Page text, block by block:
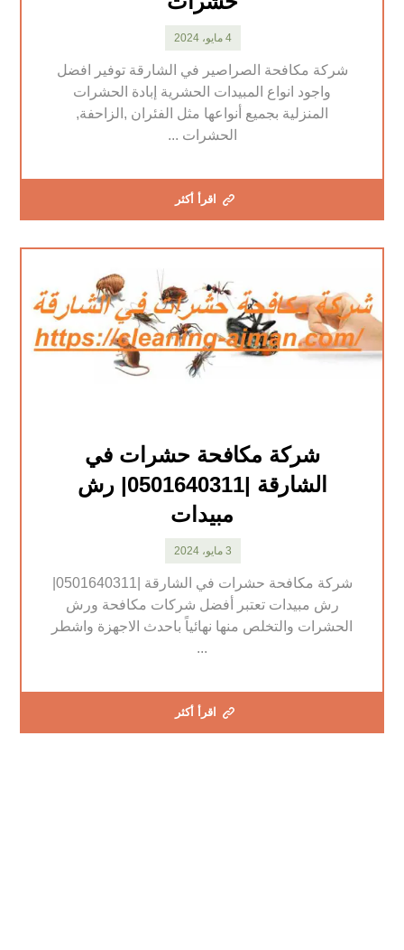
4 مايو، 2024
شركة مكافحة الصراصير في الشارقة توفير افضل
واجود انواع المبيدات الحشرية إبادة الحشرات
المنزلية بجميع أنواعها مثل الفئران ,الزاحفة,
الحشرات ...
اقرأ أكثر
شركة مكافحة حشرات في
الشارقة |0501640311| رش
مبيدات
3 مايو، 2024
رش مبيدات تعتبر أفضل شركات مكافحة ورش
الحشرات والتخلص منها نهائياً باحدث الاجهزة واشطر
...
اقرأ أكثر